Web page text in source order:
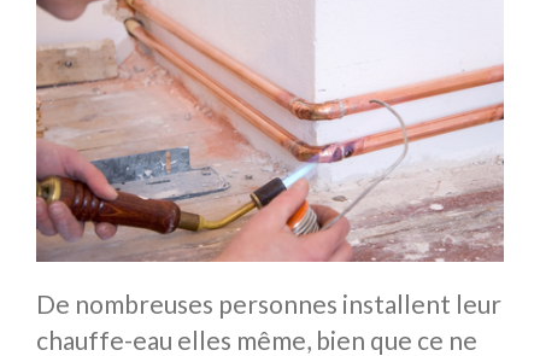
De nombreuses personnes installent leur
chauffe-eau elles même, bien que ce ne